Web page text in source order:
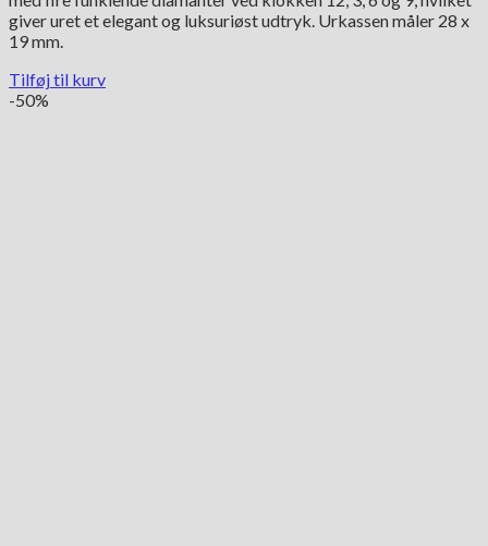
giver uret et elegant og luksuriøst udtryk. Urkassen måler 28 x
19 mm.
Tilføj til kurv
-50%